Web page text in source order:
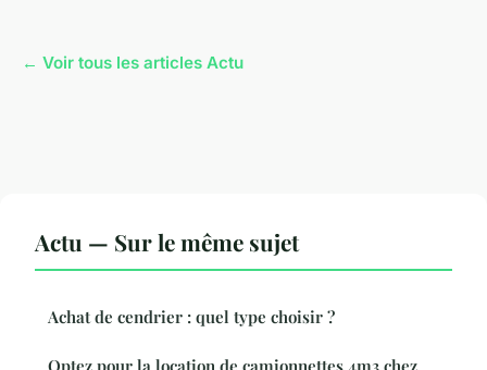
← Voir tous les articles Actu
Actu — Sur le même sujet
Achat de cendrier : quel type choisir ?